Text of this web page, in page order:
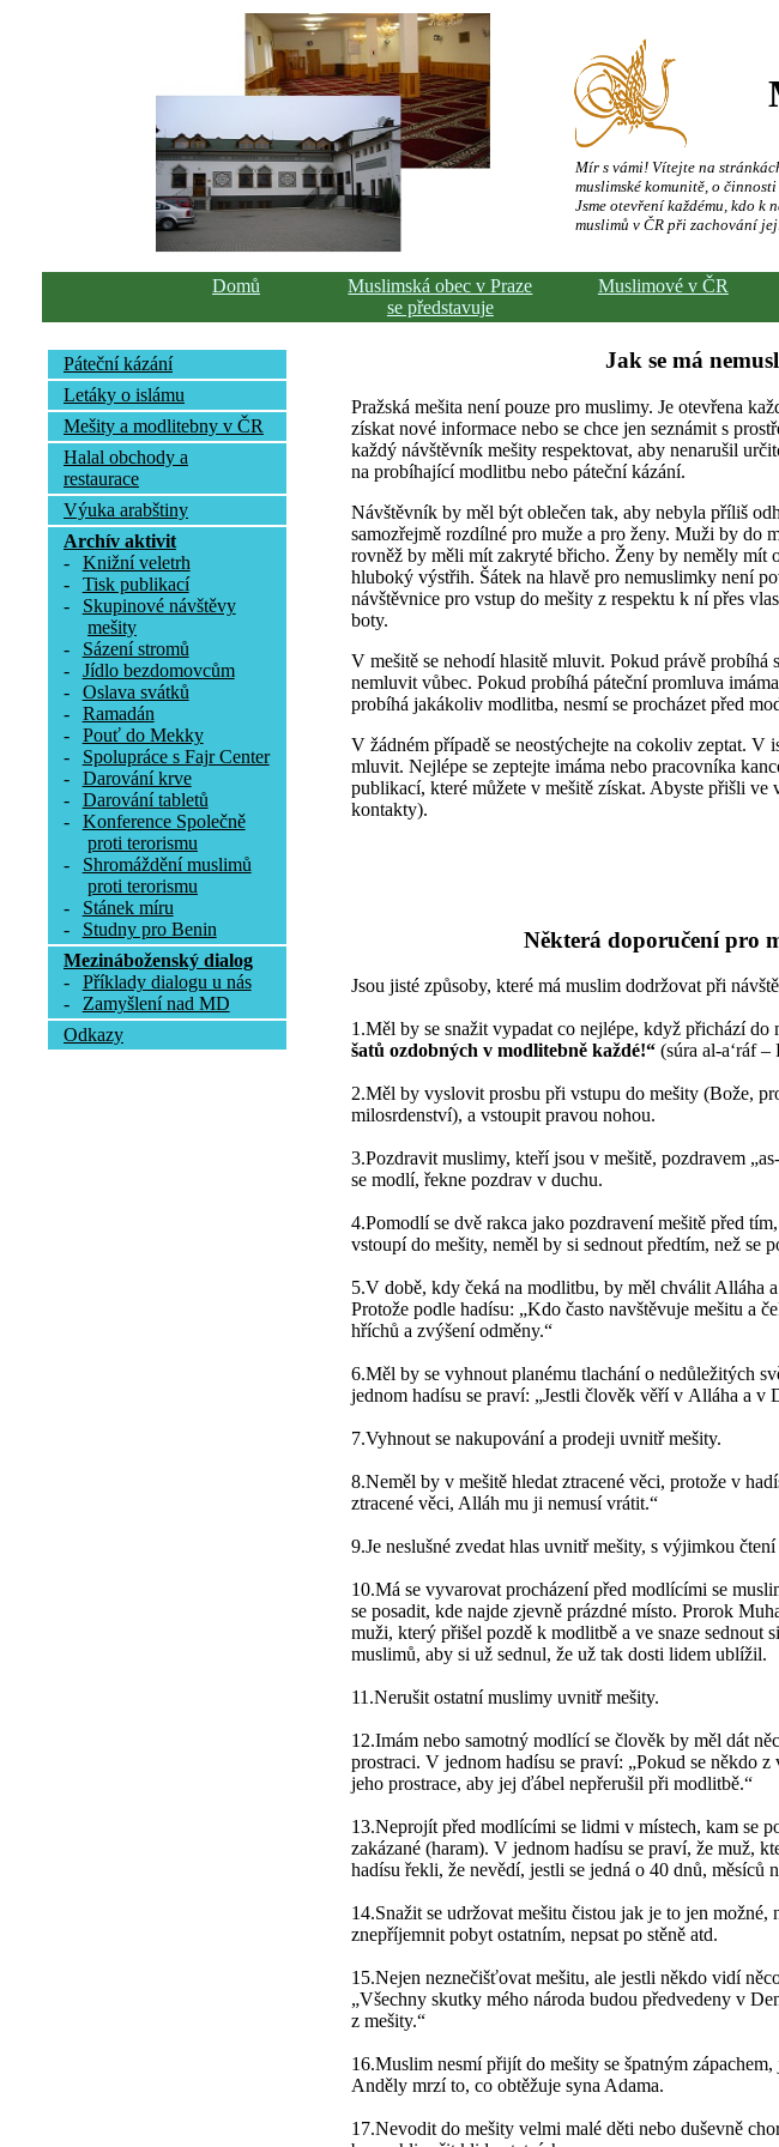
Mír s vámi! Vítejte na
muslimské komunitě, o
Jsme otevření každému, kdo k
muslimů v ČR při zachování
Domů
Muslimská obec v Praze
se představuje
Muslimové v ČR
Páteční kázání
Letáky o islámu
Mešity a modlitebny v ČR
Halal obchody a
restaurace
Výuka arabštiny
Archív aktivit
-
Knižní veletrh
-
Tisk publikací
-
Skupinové návštěvy
mešity
-
Sázení stromů
-
Jídlo bezdomovcům
-
Oslava svátků
-
Ramadán
-
Pouť do Mekky
-
Spolupráce s Fajr Center
-
Darování krve
-
Darování tabletů
-
Konference Společně
proti terorismu
-
Shromáždění muslimů
proti terorismu
-
Stánek míru
-
Studny pro Benin
Mezináboženský dialog
-
Příklady dialogu u nás
-
Zamyšlení nad MD
Odkazy
Jak se má
Pražská mešita není pouze pro muslimy. Je otevřena
získat nové informace nebo se chce jen seznámit s
každý návštěvník mešity respektovat, aby nenarušil
na probíhající modlitbu nebo páteční kázání.
Návštěvník by měl být oblečen tak, aby nebyla příliš
samozřejmě rozdílné pro muže a pro ženy. Muži by do
rovněž by měli mít zakryté břicho. Ženy by neměly mít
hluboký výstřih. Šátek na hlavě pro nemuslimky není
návštěvnice pro vstup do mešity z respektu k ní přes
boty.
V mešitě se nehodí hlasitě mluvit. Pokud právě probíhá
nemluvit vůbec. Pokud probíhá páteční promluva
probíhá jakákoliv modlitba, nesmí se procházet před
V žádném případě se neostýchejte na cokoliv zeptat. V
mluvit. Nejlépe se zeptejte imáma nebo pracovníka
publikací, které můžete v mešitě získat. Abyste přišli
kontakty).
Některá doporučení pro
Jsou jisté způsoby, které má muslim dodržovat při
1.Měl by se snažit vypadat co nejlépe, když přichází do
šatů ozdobných v modlitebně každé!“(súra al-a‘ráf –
2.Měl by vyslovit prosbu při vstupu do mešity (Bože,
milosrdenství), a vstoupit pravou nohou.
3.Pozdravit muslimy, kteří jsou v mešitě, pozdravem
se modlí, řekne pozdrav v duchu.
4.Pomodlí se dvě rakca jako pozdravení mešitě před
vstoupí do mešity, neměl by si sednout předtím, než se
5.V době, kdy čeká na modlitbu, by měl chválit Alláha
Protože podle hadísu: „Kdo často navštěvuje mešitu a
hříchů a zvýšení odměny.“
6.Měl by se vyhnout planému tlachání o nedůležitých
jednom hadísu se praví: „Jestli člověk věří v Alláha a v
7.Vyhnout se nakupování a prodeji uvnitř mešity.
8.Neměl by v mešitě hledat ztracené věci, protože v
ztracené věci, Alláh mu ji nemusí vrátit.“
9.Je neslušné zvedat hlas uvnitř mešity, s výjimkou
10.Má se vyvarovat procházení před modlícími se
se posadit, kde najde zjevně prázdné místo. Prorok
muži, který přišel pozdě k modlitbě a ve snaze sednout
muslimů, aby si už sednul, že už tak dosti lidem ublížil.
11.Nerušit ostatní muslimy uvnitř mešity.
12.Imám nebo samotný modlící se člověk by měl dát
prostraci. V jednom hadísu se praví: „Pokud se někdo
jeho prostrace, aby jej ďábel nepřerušil při modlitbě.“
13.Neprojít před modlícími se lidmi v místech, kam se
zakázané (haram). V jednom hadísu se praví, že muž,
hadísu řekli, že nevědí, jestli se jedná o 40 dnů, měsíců
14.Snažit se udržovat mešitu čistou jak je to jen
znepříjemnit pobyt ostatním, nepsat po stěně atd.
15.Nejen neznečišťovat mešitu, ale jestli někdo vidí
„Všechny skutky mého národa budou předvedeny v
z mešity.“
16.Muslim nesmí přijít do mešity se špatným
Anděly mrzí to, co obtěžuje syna Adama.
17.Nevodit do mešity velmi malé děti nebo duševně